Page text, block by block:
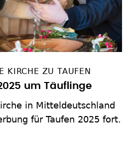
KIRCHE ZU TAUFEN
um Täuflinge
in Mitteldeutschland
für Taufen 2025 fort.